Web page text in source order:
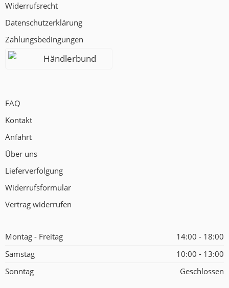
Widerrufsrecht
Datenschutzerklärung
Zahlungsbedingungen
Händlerbund
FAQ
Kontakt
Anfahrt
Über uns
Lieferverfolgung
Widerrufsformular
Vertrag widerrufen
Montag - Freitag
14:00 - 18:00
Samstag
10:00 - 13:00
Sonntag
Geschlossen